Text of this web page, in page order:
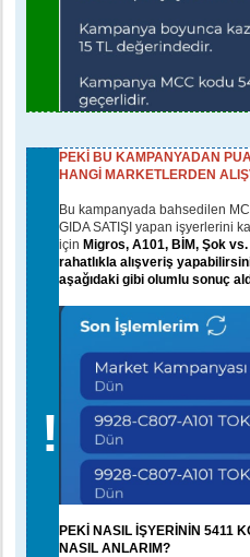
!
PEKİ BU KAMPANYADAN
HANGİ MARKETLERDEN
Bu kampanyada bahsedilen
GIDA SATIŞI yapan işyerlerini
için Migros, A101, BİM, Şok
rahatlıkla alışveriş
aşağıdaki gibi olumlu sonuç
PEKİ NASIL İŞYERİNİN 5411
NASIL ANLARIM?